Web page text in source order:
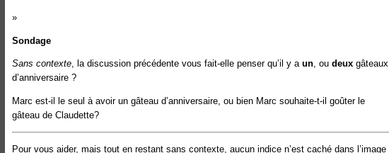
Sondage
Sans contexte, la discussion précédente vous fait-elle penser qu’il y a un, ou deux gâteaux
d’anniversaire ?
Marc est-il le seul à avoir un gâteau d’anniversaire, ou bien Marc souhaite-t-il goûter le
gâteau de Claudette?
Pour vous aider, mais tout en restant sans contexte, aucun indice n’est caché dans l’image